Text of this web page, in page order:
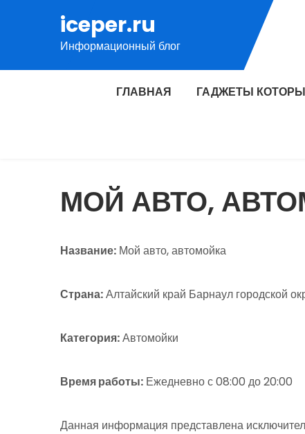
содержимому
iceper.ru
Информационный блог
ГЛАВНАЯ ГАДЖЕТЫ
МОЙ АВТО,
Название: Мой авто, автомойка
Страна:Алтайский край Барнаул городской
Категория:Автомойки
Время работы: Ежедневно с 08:00 до 20:00
Данная информация представлена